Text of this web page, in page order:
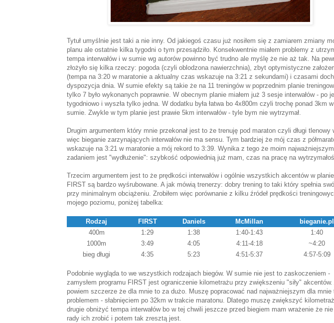
Tytuł umyślnie jest taki a nie inny. Od jakiegoś czasu już nosiłem się z zamiarem zmiany
planu ale ostatnie kilka tygodni o tym przesądziło. Konsekwentnie miałem problemy z
tempa interwałów i w sumie wg autorów powinno być trudno ale myślę że nie aż tak. Na
złożyło się kilka rzeczy: pogoda (czyli oblodzona nawierzchnia), zbyt optymistyczne
(tempa na 3:20 w maratonie a aktualny czas wskazuje na 3:21 z sekundami) i czasami
dyspozycja dnia. W sumie efekty są takie że na 11 treningów w poprzednim planie
tylko 7 było wykonanych poprawnie. W obecnym planie miałem już 3 sesje interwałów - po
tygodniowo i wyszła tylko jedna. W dodatku była łatwa bo 4x800m czyli trochę ponad 3km w
sumie. Zwykle w tym planie jest prawie 5km interwałów - tyle bym nie wytrzymał.
Drugim argumentem który mnie przekonał jest to że trenuję pod maraton czyli długi tlenowy
więc bieganie zarzynających interwałów nie ma sensu. Tym bardziej że mój czas z
wskazuje na 3:21 w maratonie a mój rekord to 3:39. Wynika z tego że moim najważniejszym
zadaniem jest "wydłużenie": szybkość odpowiednią już mam, czas na pracę na
Trzecim argumentem jest to że prędkości interwałów i ogólnie wszystkich akcentów w planie
FIRST są bardzo wyśrubowane. A jak mówią trenerzy: dobry trening to taki który spełnia
przy minimalnym obciążeniu. Zrobiłem więc porównanie z kilku źródeł prędkości
mojego poziomu, poniżej tabelka:
Rodzaj FIRST Daniels McMillan
bieganie.pl
400m
1:29 1:38 1:40-1:43
1:40
1000m
3:49 4:05 4:11-4:18
~4:20
bieg długi
4:35 5:23 4:51-5:37 4:57-5:09
Podobnie wygląda to we wszystkich rodzajach biegów. W sumie nie jest to zaskoczeniem -
zamysłem programu FIRST jest ograniczenie kilometrażu przy zwiększeniu "siły" akcentów.
powiem szczerze że dla mnie to za dużo. Muszę popracować nad najważniejszym dla mnie
problemem - słabnięciem po 32km w trakcie maratonu. Dlatego muszę zwiększyć
drugie obniżyć tempa interwałów bo w tej chwili jeszcze przed biegiem mam wrażenie że nie
rady ich zrobić i potem tak zresztą jest.